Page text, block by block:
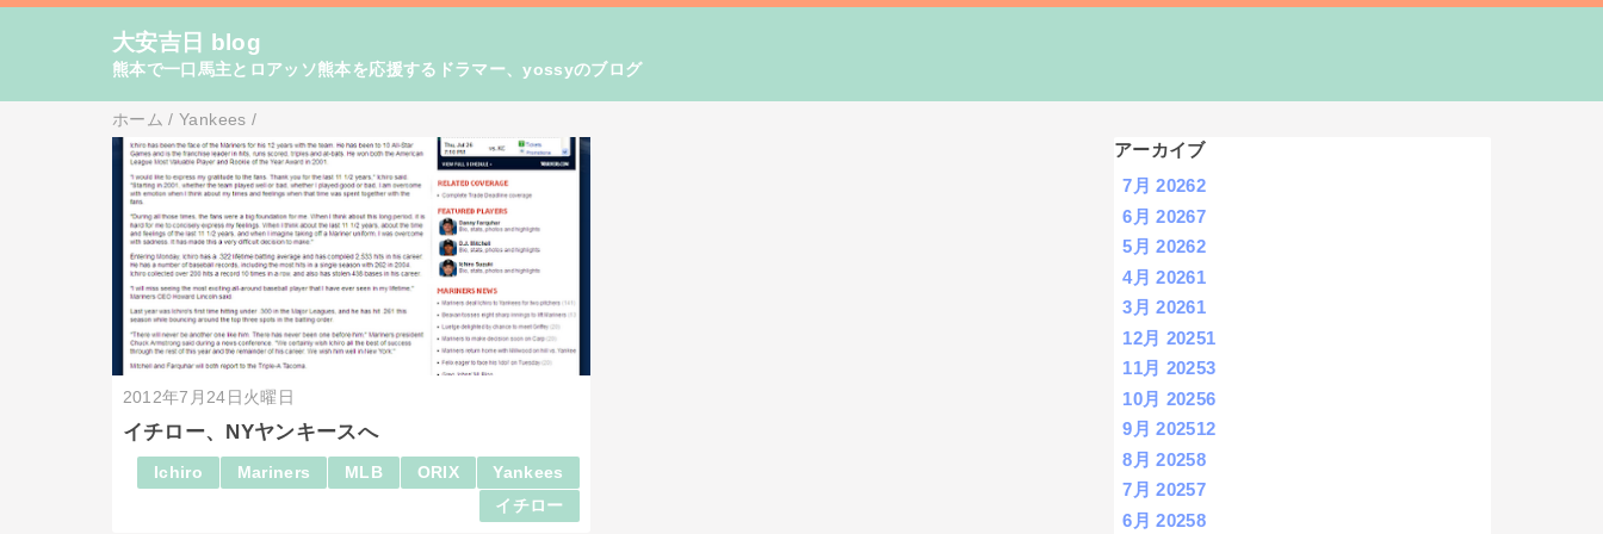
大安吉日 blog
熊本で一口馬主とロアッソ熊本を応援するドラマー、yossyのブログ
ホーム /Yankees /
2012年7月24日火曜日
イチロー、NYヤンキースへ
Ichiro Mariners MLB ORIX
Yankees
イチロー
アーカイブ
7月 20262
6月 20267
5月 20262
4月 20261
3月 20261
12月 20251
11月 20253
10月 20256
9月 202512
8月 20258
7月 20257
6月 20258